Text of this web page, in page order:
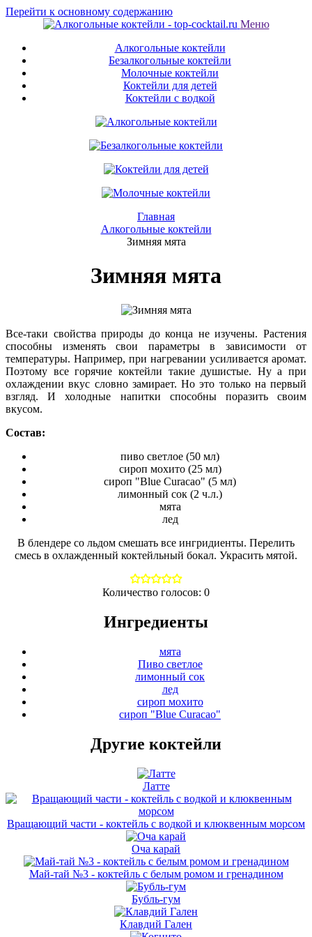
Перейти к основному содержанию
Меню
Алкогольные коктейли
Безалкогольные коктейли
Молочные коктейли
Коктейли для детей
Коктейли с водкой
Главная
Алкогольные коктейли
Зимняя мята
Зимняя мята
Все-таки свойства природы до конца не изучены. Растения
способны изменять свои параметры в зависимости от
температуры. Например, при нагревании усиливается аромат.
Поэтому все горячие коктейли такие душистые. Ну а при
охлаждении вкус словно замирает. Но это только на первый
взгляд. И холодные напитки способны поразить своим
вкусом.
Состав:
пиво светлое (50 мл)
сироп мохито (25 мл)
сироп "Blue Curacao" (5 мл)
лимонный сок (2 ч.л.)
мята
лед
В блендере со льдом смешать все ингридиенты. Перелить
смесь в охлажденный коктейльный бокал. Украсить мятой.
Количество голосов: 0
Ингредиенты
мята
Пиво светлое
лимонный сок
лед
сироп мохито
сироп "Blue Curacao"
Другие коктейли
Латте
Вращающий части - коктейль с водкой и клюквенным морсом
Оча карай
Май-тай №3 - коктейль с белым ромом и гренадином
Бубль-гум
Клавдий Гален